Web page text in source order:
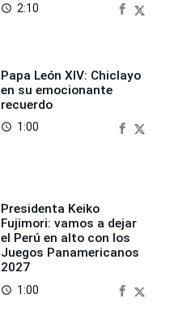
access_time 2:10
Papa León XIV: Chiclayo
en su emocionante
recuerdo
access_time 1:00
Presidenta Keiko
Fujimori: vamos a dejar
el Perú en alto con los
Juegos Panamericanos
2027
access_time 1:00